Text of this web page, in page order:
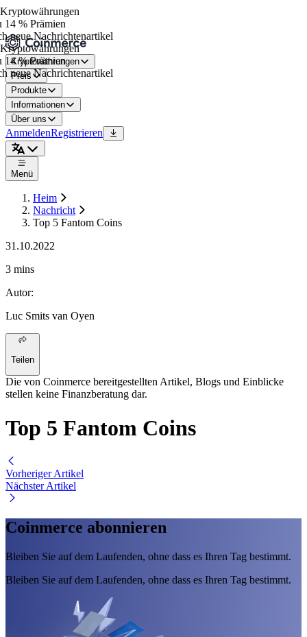
% Prämien
neue Nachrichtenartikel
% Prämien
neue Nachrichtenartikel
Kryptowährungen
Preis
Produkte
Informationen
Über uns
AnmeldenRegistrieren
Menü
Heim
Nachricht
Top 5 Fantom Coins
31.10.2022
3 mins
Autor:
Luc Smits van Oyen
Teilen
Die von Coinmerce bereitgestellten Artikel, Blogs und Einblicke
stellen keine Finanzberatung dar.
Top 5 Fantom Coins
Vorheriger Artikel
Nächster Artikel
Coinmerce abonnieren
Bleiben Sie auf dem Laufenden, ohne dass es Ihren Tag bestimmt.
Bleiben Sie auf dem Laufenden, ohne dass es Ihren Tag bestimmt.